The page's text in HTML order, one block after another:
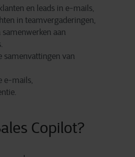
en leads in e-mails,
in teamvergaderingen,
samenwerken aan
samenvattingen van
e-mails,
Copilot?